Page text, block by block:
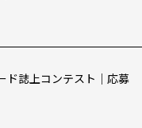
ド誌上コンテスト｜応募